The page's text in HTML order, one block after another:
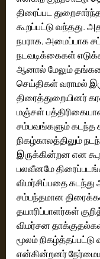
திரைப்பட
கூறப்பட்டு வந்தது.
நபராக, அமைப்பாக
நடவடிக்கைகள்
ஆனால் மேலும்
செய்திகள் வராமல்
திரைத்துறையினர்
மஞ்சள்
சம்பவங்களும் கடந்த
நிகழ்காலத்திலும்
இருக்கின்றன என
பலவீனமே
விமர்சிப்பதை
சம்பந்தமான
தயாரிப்பாளர்கள்
விமர்சன
மூலம்
என்கின்றனர்